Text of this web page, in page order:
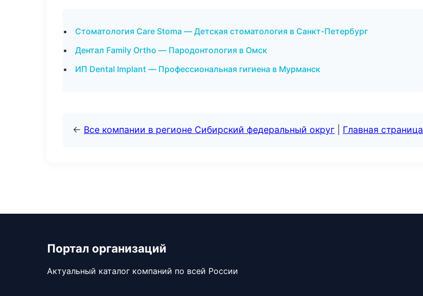
Стоматология Care Stoma — Детская стоматология в Санкт-Петербург
Дентал Family Ortho — Пародонтология в Омск
ИП Dental Implant — Профессиональная гигиена в Мурманск
← Все компании в регионе Сибирский федеральный округ Главная страница
Портал организаций
Актуальный каталог компаний по всей России